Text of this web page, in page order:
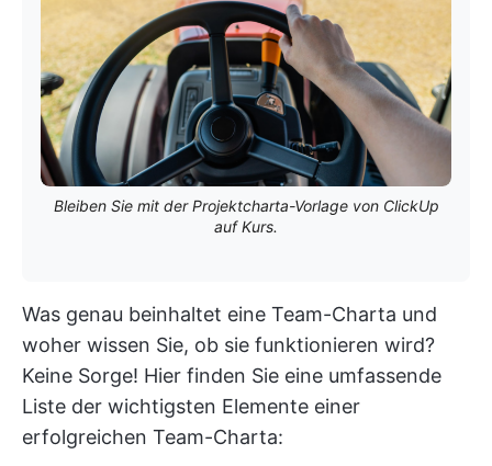
Bleiben Sie mit der Projektcharta-Vorlage von ClickUp
auf Kurs.
Was genau beinhaltet eine Team-Charta und
woher wissen Sie, ob sie funktionieren wird?
Keine Sorge! Hier finden Sie eine umfassende
Liste der wichtigsten Elemente einer
erfolgreichen Team-Charta: